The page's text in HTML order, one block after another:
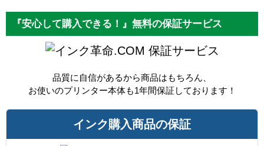
『安心して購入できる！』無料の保証サービス
保証サービス
品質に自信があるから商品はもちろん、
お使いのプリンター本体も1年間保証しております！
インク購入商品の保証